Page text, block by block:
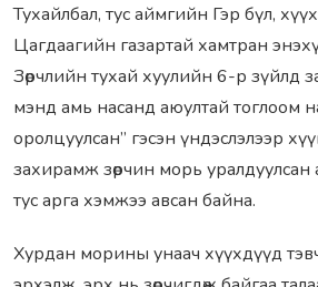
Тухайлбал, тус аймгийн Гэр бүл,
Цагдаагийн газартай хамтран
Зөрчлийн тухай хуулийн 6-р зүйлд
мэнд амь насанд аюултай тоглоом
оролцуулсан” гэсэн үндэслэлээр
захирамж зөрчин морь уралдуулсан
тус арга хэмжээ авсан байна.
Хурдан морины унаач хүүхдүүд